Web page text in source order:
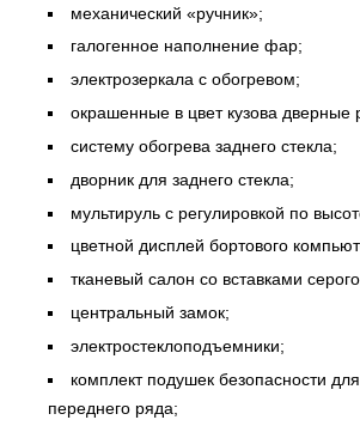
механический «ручник»;
галогенное наполнение фар;
электрозеркала с обогревом;
окрашенные в цвет кузова дверные
систему обогрева заднего стекла;
дворник для заднего стекла;
мультируль с регулировкой по
цветной дисплей бортового
тканевый салон со вставками
центральный замок;
электростеклоподъемники;
комплект подушек безопасности
переднего ряда;